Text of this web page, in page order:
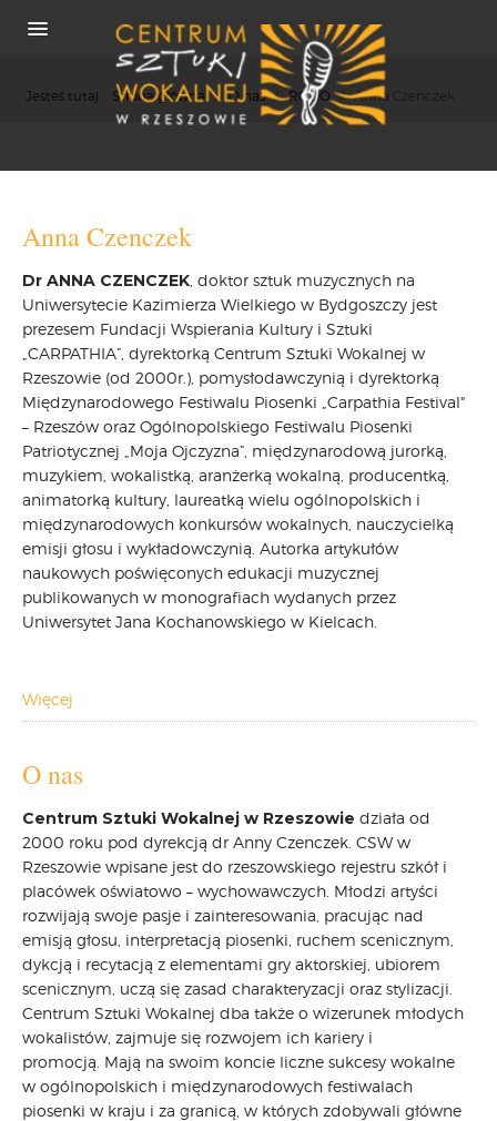
REKRUTACJA
OSIĄGNIĘCIA
KONCERTY
WSPÓŁPRACA
PRASA
POLITYKA COOKIES
RODO
REKRUTACJA
FESTIWALE
CARPATHIA FESTIVAL
FESTIWAL PATRIOTYCZNY
WYDARZENIA
PŁYTY CD
VIDEO
WARSZTATY
KONTAKT
Jesteś tutaj: Strona główna / O nas / RODO / Anna Czenczek
Anna Czenczek
Dr ANNA CZENCZEK , doktor sztuk muzycznych na
Uniwersytecie Kazimierza Wielkiego w Bydgoszczy jest
prezesem Fundacji Wspierania Kultury i Sztuki
„CARPATHIA”, dyrektorką Centrum Sztuki Wokalnej w
Rzeszowie (od 2000r.), pomysłodawczynią i dyrektorką
Międzynarodowego Festiwalu Piosenki „Carpathia Festival"
– Rzeszów oraz Ogólnopolskiego Festiwalu Piosenki
Patriotycznej „Moja Ojczyzna”, międzynarodową jurorką,
muzykiem, wokalistką, aranżerką wokalną, producentką,
animatorką kultury, laureatką wielu ogólnopolskich i
międzynarodowych konkursów wokalnych, nauczycielką
emisji głosu i wykładowczynią. Autorka artykułów
naukowych poświęconych edukacji muzycznej
publikowanych w monografiach wydanych przez
Uniwersytet Jana Kochanowskiego w Kielcach.
Więcej
O nas
Centrum Sztuki Wokalnej w Rzeszowie działa od
2000 roku pod dyrekcją dr Anny Czenczek. CSW w
Rzeszowie wpisane jest do rzeszowskiego rejestru szkół i
placówek oświatowo – wychowawczych. Młodzi artyści
rozwijają swoje pasje i zainteresowania, pracując nad
emisją głosu, interpretacją piosenki, ruchem scenicznym,
dykcją i recytacją z elementami gry aktorskiej, ubiorem
scenicznym, uczą się zasad charakteryzacji oraz stylizacji.
Centrum Sztuki Wokalnej dba także o wizerunek młodych
wokalistów, zajmuje się rozwojem ich kariery i
promocją. Mają na swoim koncie liczne sukcesy wokalne
w ogólnopolskich i międzynarodowych festiwalach
piosenki w kraju i za granicą, w których zdobywali główne